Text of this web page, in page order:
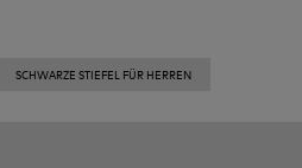
SCHWARZE STIEFEL FÜR HERREN